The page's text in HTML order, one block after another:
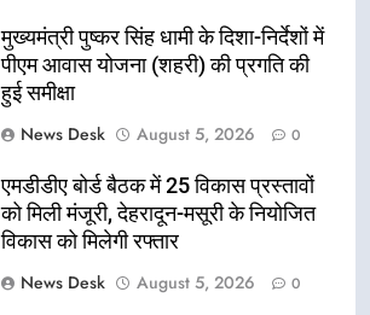
मुख्यमंत्री पुष्कर सिंह धामी के दिशा-निर्देशों में
पीएम आवास योजना (शहरी) की प्रगति की
हुई समीक्षा
News Desk
August 5, 2026 0
एमडीडीए बोर्ड बैठक में 25 विकास प्रस्तावों
को मिली मंजूरी, देहरादून-मसूरी के नियोजित
विकास को मिलेगी रफ्तार
News Desk
August 5, 2026 0